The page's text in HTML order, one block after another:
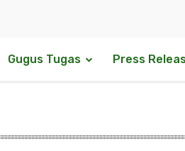
Gugus Tugas Press